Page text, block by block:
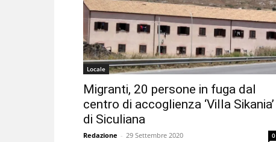
Locale
Migranti, 20 persone in fuga dal
centro di accoglienza ‘Villa Sikania’
di Siculiana
Redazione - 29 Settembre 2020 0